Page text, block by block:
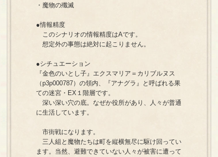
・魔物の殲滅
●情報精度
このシナリオの情報精度はAです。
想定外の事態は絶対に起こりません。
●シチュエーション
『金色のいとし子』エクスマリア＝カリブルヌス
（p3p000787）の領内、『アナグラ』と呼ばれる果
ての迷宮・EX１階層です。
深い深い穴の底。なぜか役所があり、人々が普通
に生活しています。
市街戦になります。
三人組と魔物たちは町を縦横無尽に駆け回ってい
ます。当然、避難できていない人々が被害に遭って